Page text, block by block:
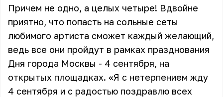
Причем не одно, а целых четыре! Вдвойне
приятно, что попасть на сольные сеты
любимого артиста сможет каждый желающий,
ведь все они пройдут в рамках празднования
Дня города Москвы - 4 сентября, на
открытых площадках. «Я с нетерпением жду
4 сентября и с радостью поздравлю всех